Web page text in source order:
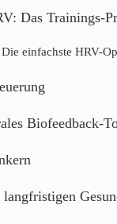
Das Trainings-
einfachste HRV-
Biofeedback-